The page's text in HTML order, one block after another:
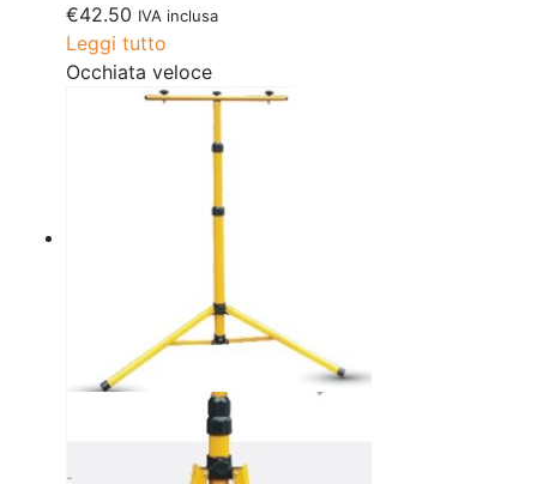
€42.50 IVA inclusa
Leggi tutto
Occhiata veloce